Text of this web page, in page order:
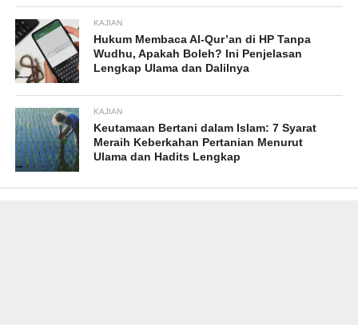
KAJIAN
Hukum Membaca Al-Qur’an di HP Tanpa
Wudhu, Apakah Boleh? Ini Penjelasan
Lengkap Ulama dan Dalilnya
KAJIAN
Keutamaan Bertani dalam Islam: 7 Syarat
Meraih Keberkahan Pertanian Menurut
Ulama dan Hadits Lengkap